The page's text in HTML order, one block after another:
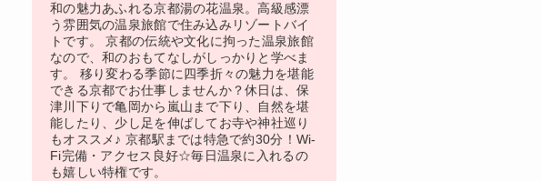
和の魅力あふれる京都湯の花温泉。高級感漂
う雰囲気の温泉旅館で住み込みリゾートバイ
トです。 京都の伝統や文化に拘った温泉旅館
なので、和のおもてなしがしっかりと学べま
す。 移り変わる季節に四季折々の魅力を堪能
できる京都でお仕事しませんか？休日は、保
津川下りで亀岡から嵐山まで下り、自然を堪
能したり、少し足を伸ばしてお寺や神社巡り
もオススメ♪ 京都駅までは特急で約30分！Wi-
Fi完備・アクセス良好☆毎日温泉に入れるの
も嬉しい特権です。